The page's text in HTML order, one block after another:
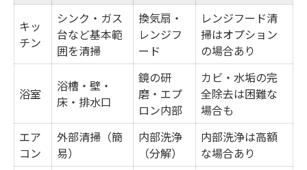
キッ
チン
シンク・ガス
台など基本範
囲を清掃
換気扇・
レンジフ
ード
レンジフード清
掃はオプション
の場合あり
浴室
浴槽・壁・
床・排水口
鏡の研
磨・エプ
ロン内部
カビ・水垢の完
全除去は困難な
場合も
エア
コン
外部清掃（簡
易）
内部洗浄
（分解）
内部洗浄は高額
な場合あり